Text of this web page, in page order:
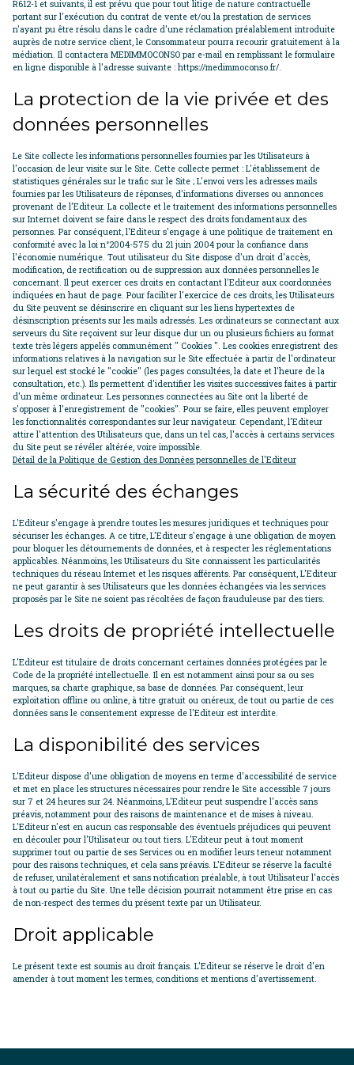
R612-1 et suivants, il est prévu que pour tout litige de nature contractuelle
portant sur l'exécution du contrat de vente et/ou la prestation de services
n'ayant pu être résolu dans le cadre d'une réclamation préalablement introduite
auprès de notre service client, le Consommateur pourra recourir gratuitement à la
médiation. Il contactera MEDIMMOCONSO par e-mail en remplissant le formulaire
en ligne disponible à l'adresse suivante : https://medimmoconso.fr/.
La protection de la vie privée et des
données personnelles
Le Site collecte les informations personnelles fournies par les Utilisateurs à
l'occasion de leur visite sur le Site. Cette collecte permet : L'établissement de
statistiques générales sur le trafic sur le Site ; L'envoi vers les adresses mails
fournies par les Utilisateurs de réponses, d'informations diverses ou annonces
provenant de l'Editeur. La collecte et le traitement des informations personnelles
sur Internet doivent se faire dans le respect des droits fondamentaux des
personnes. Par conséquent, l'Editeur s'engage à une politique de traitement en
conformité avec la loi n°2004-575 du 21 juin 2004 pour la confiance dans
l'économie numérique. Tout utilisateur du Site dispose d'un droit d'accès,
modification, de rectification ou de suppression aux données personnelles le
concernant. Il peut exercer ces droits en contactant l'Editeur aux coordonnées
indiquées en haut de page. Pour faciliter l'exercice de ces droits, les Utilisateurs
du Site peuvent se désinscrire en cliquant sur les liens hypertextes de
désinscription présents sur les mails adressés. Les ordinateurs se connectant aux
serveurs du Site reçoivent sur leur disque dur un ou plusieurs fichiers au format
texte très légers appelés communément " Cookies ". Les cookies enregistrent des
informations relatives à la navigation sur le Site effectuée à partir de l'ordinateur
sur lequel est stocké le "cookie" (les pages consultées, la date et l'heure de la
consultation, etc.). Ils permettent d'identifier les visites successives faites à partir
d'un même ordinateur. Les personnes connectées au Site ont la liberté de
s'opposer à l'enregistrement de "cookies". Pour se faire, elles peuvent employer
les fonctionnalités correspondantes sur leur navigateur. Cependant, l'Editeur
attire l'attention des Utilisateurs que, dans un tel cas, l'accès à certains services
du Site peut se révéler altérée, voire impossible.
Détail de la Politique de Gestion des Données personnelles de l'Editeur
La sécurité des échanges
L'Editeur s'engage à prendre toutes les mesures juridiques et techniques pour
sécuriser les échanges. A ce titre, L'Editeur s'engage à une obligation de moyen
pour bloquer les détournements de données, et à respecter les réglementations
applicables. Néanmoins, les Utilisateurs du Site connaissent les particularités
techniques du réseau Internet et les risques afférents. Par conséquent, L'Editeur
ne peut garantir à ses Utilisateurs que les données échangées via les services
proposés par le Site ne soient pas récoltées de façon frauduleuse par des tiers.
Les droits de propriété intellectuelle
L'Editeur est titulaire de droits concernant certaines données protégées par le
Code de la propriété intellectuelle. Il en est notamment ainsi pour sa ou ses
marques, sa charte graphique, sa base de données. Par conséquent, leur
exploitation offline ou online, à titre gratuit ou onéreux, de tout ou partie de ces
données sans le consentement expresse de l'Editeur est interdite.
La disponibilité des services
L'Editeur dispose d'une obligation de moyens en terme d'accessibilité de service
et met en place les structures nécessaires pour rendre le Site accessible 7 jours
sur 7 et 24 heures sur 24. Néanmoins, L'Editeur peut suspendre l'accès sans
préavis, notamment pour des raisons de maintenance et de mises à niveau.
L'Editeur n'est en aucun cas responsable des éventuels préjudices qui peuvent
en découler pour l'Utilisateur ou tout tiers. L'Editeur peut à tout moment
supprimer tout ou partie de ses Services ou en modifier leurs teneur notamment
pour des raisons techniques, et cela sans préavis. L'Editeur se réserve la faculté
de refuser, unilatéralement et sans notification préalable, à tout Utilisateur l'accès
à tout ou partie du Site. Une telle décision pourrait notamment être prise en cas
de non-respect des termes du présent texte par un Utilisateur.
Droit applicable
Le présent texte est soumis au droit français. L'Editeur se réserve le droit d'en
amender à tout moment les termes, conditions et mentions d'avertissement.